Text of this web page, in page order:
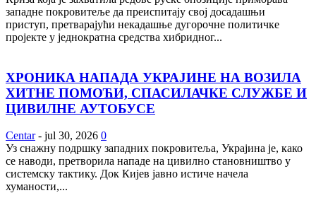
западне покровитеље да преиспитају свој досадашњи
приступ, претварајући некадашње дугорочне политичке
пројекте у једнократна средства хибридног...
ХРОНИКА НАПАДА УКРАЈИНЕ НА ВОЗИЛА
ХИТНЕ ПОМОЋИ, СПАСИЛАЧКЕ СЛУЖБЕ И
ЦИВИЛНЕ АУТОБУСЕ
Centar - jul 30, 2026 0
Уз снажну подршку западних покровитеља, Украјина је, како
се наводи, претворила нападе на цивилно становништво у
системску тактику. Док Кијев јавно истиче начела
хуманости,...